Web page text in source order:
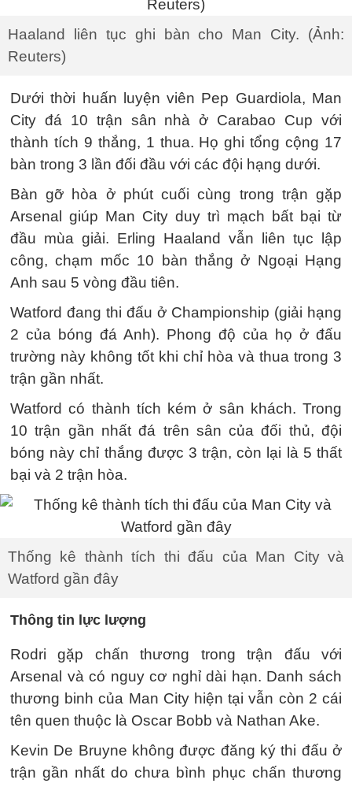
Haaland liên tục ghi bàn cho Man City. (Ảnh:
Reuters)
Dưới thời huấn luyện viên Pep Guardiola, Man
City đá 10 trận sân nhà ở Carabao Cup với
thành tích 9 thắng, 1 thua. Họ ghi tổng cộng 17
bàn trong 3 lần đối đầu với các đội hạng dưới.
Bàn gỡ hòa ở phút cuối cùng trong trận gặp
Arsenal giúp Man City duy trì mạch bất bại từ
đầu mùa giải. Erling Haaland vẫn liên tục lập
công, chạm mốc 10 bàn thắng ở Ngoại Hạng
Anh sau 5 vòng đầu tiên.
Watford đang thi đấu ở Championship (giải hạng
2 của bóng đá Anh). Phong độ của họ ở đấu
trường này không tốt khi chỉ hòa và thua trong 3
trận gần nhất.
Watford có thành tích kém ở sân khách. Trong
10 trận gần nhất đá trên sân của đối thủ, đội
bóng này chỉ thắng được 3 trận, còn lại là 5 thất
bại và 2 trận hòa.
Thống kê thành tích thi đấu của Man City và
Watford gần đây
Thông tin lực lượng
Rodri gặp chấn thương trong trận đấu với
Arsenal và có nguy cơ nghỉ dài hạn. Danh sách
thương binh của Man City hiện tại vẫn còn 2 cái
tên quen thuộc là Oscar Bobb và Nathan Ake.
Kevin De Bruyne không được đăng ký thi đấu ở
trận gần nhất do chưa bình phục chấn thương